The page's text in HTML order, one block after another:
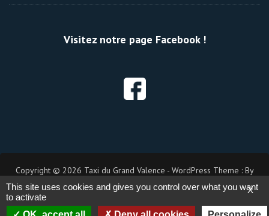
Visitez notre page Facebook !
Copyright © 2026 Taxi du Grand Valence - WordPress Theme : By
Taxi Themes
X
This site uses cookies and gives you control over what you want
to activate